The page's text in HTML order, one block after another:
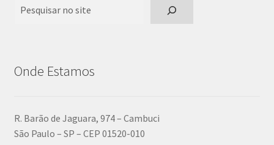
Onde Estamos
R. Barão de Jaguara, 974 – Cambuci
São Paulo – SP – CEP 01520-010